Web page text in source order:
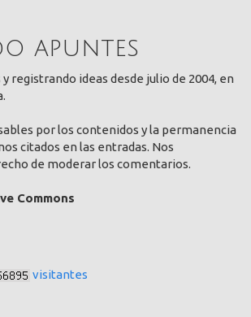
apuntes
registrando ideas desde julio de 2004, en
por los contenidos y la permanencia
citados en las entradas. Nos
de moderar los comentarios.
Commons
visitantes